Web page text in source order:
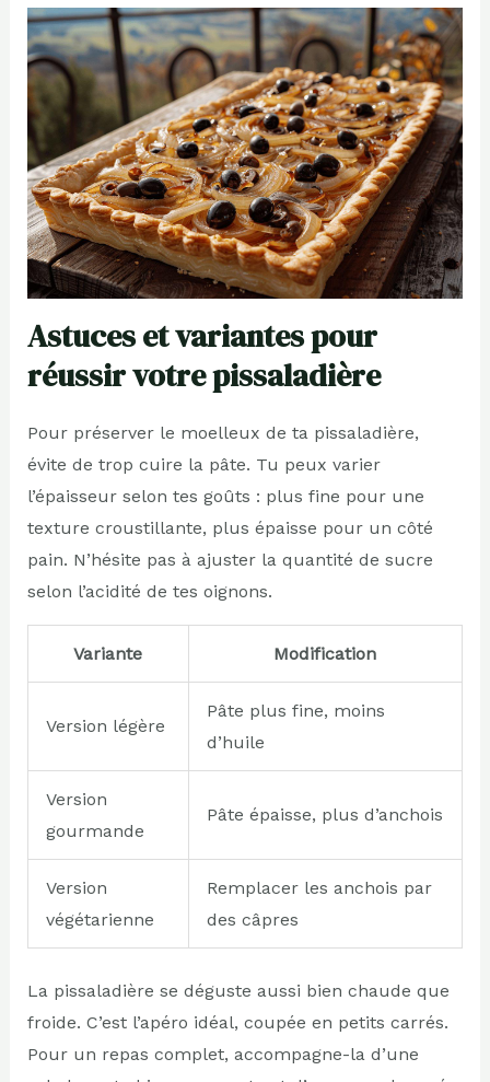
Astuces et variantes pour
réussir votre pissaladière
Pour préserver le moelleux de ta pissaladière,
évite de trop cuire la pâte. Tu peux varier
l’épaisseur selon tes goûts : plus fine pour une
texture croustillante, plus épaisse pour un côté
pain. N’hésite pas à ajuster la quantité de sucre
selon l’acidité de tes oignons.
Variante Modification
Version légère
Pâte plus fine, moins
d’huile
Version
gourmande
Pâte épaisse, plus d’anchois
Version
végétarienne
Remplacer les anchois par
des câpres
La pissaladière se déguste aussi bien chaude que
froide. C’est l’apéro idéal, coupée en petits carrés.
Pour un repas complet, accompagne-la d’une